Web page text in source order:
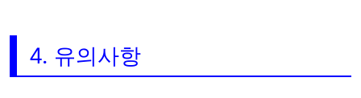
4. 유의사항